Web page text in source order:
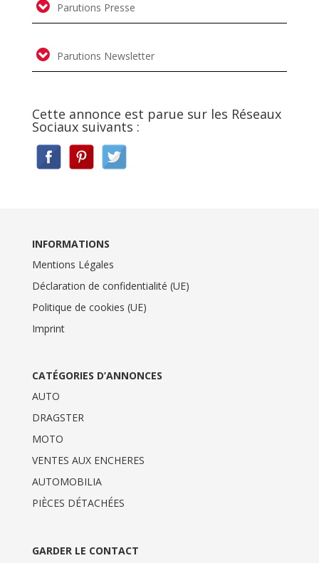
Parutions Presse
Parutions Newsletter
Cette annonce est parue sur les Réseaux
Sociaux suivants :
INFORMATIONS
Mentions Légales
Déclaration de confidentialité (UE)
Politique de cookies (UE)
Imprint
CATÉGORIES D’ANNONCES
AUTO
DRAGSTER
MOTO
VENTES AUX ENCHERES
AUTOMOBILIA
PIÈCES DÉTACHÉES
GARDER LE CONTACT